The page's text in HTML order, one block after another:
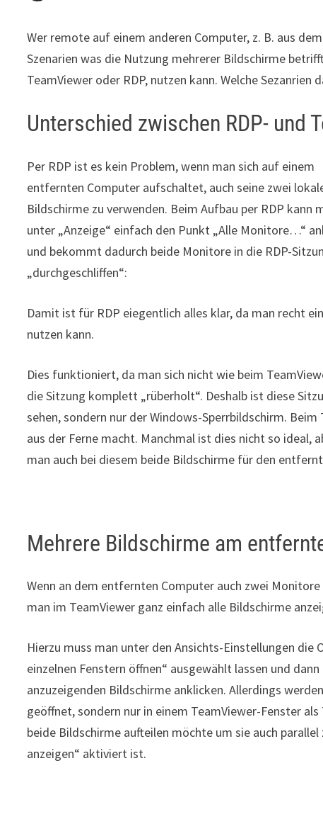
Wer remote auf einem anderen Computer, z. B. aus
Szenarien was die Nutzung mehrerer Bildschirme
TeamViewer oder RDP, nutzen kann. Welche
Unterschied zwischen RDP- und
Per RDP ist es kein Problem, wenn man sich auf einem
entfernten Computer aufschaltet, auch seine zwei
Bildschirme zu verwenden. Beim Aufbau per RDP kann
unter „Anzeige“ einfach den Punkt „Alle Monitore…“
und bekommt dadurch beide Monitore in die RDP-
„durchgeschliffen“:
Damit ist für RDP eiegentlich alles klar, da man recht
nutzen kann.
Dies funktioniert, da man sich nicht wie beim
die Sitzung komplett „rüberholt“. Deshalb ist diese
sehen, sondern nur der Windows-Sperrbildschirm.
aus der Ferne macht. Manchmal ist dies nicht so ideal,
man auch bei diesem beide Bildschirme für den
Mehrere Bildschirme am
Wenn an dem entfernten Computer auch zwei Monitore
man im TeamViewer ganz einfach alle Bildschirme
Hierzu muss man unter den Ansichts-Einstellungen die
einzelnen Fenstern öffnen“ ausgewählt lassen und
anzuzeigenden Bildschirme anklicken. Allerdings
geöffnet, sondern nur in einem TeamViewer-Fenster
beide Bildschirme aufteilen möchte um sie auch
anzeigen“ aktiviert ist.